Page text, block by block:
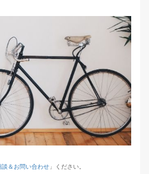
談＆お問い合わせ 」ください。